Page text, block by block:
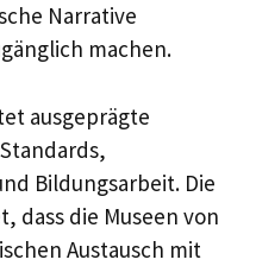
Narrative
machen.
ausgeprägte
Bildungsarbeit. Die
dass die Museen von
Austausch mit